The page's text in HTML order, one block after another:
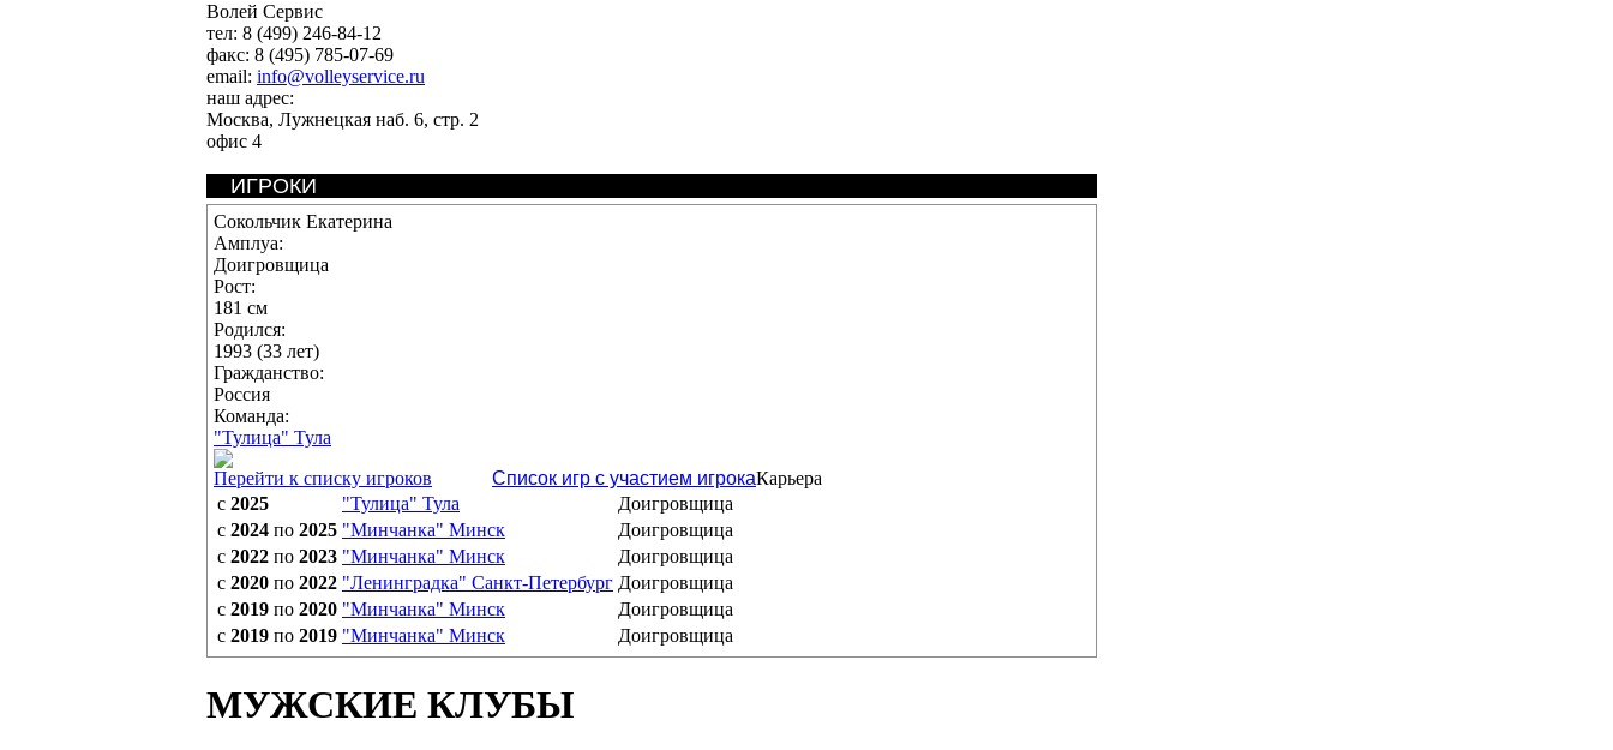
Волей Сервис
тел: 8 (499) 246-84-12
факс: 8 (495) 785-07-69
email: info@volleyservice.ru
наш адрес:
Москва, Лужнецкая наб. 6, стр. 2
офис 4
ИГРОКИ
Сокольчик Екатерина
Амплуа:
Доигровщица
Рост:
181 см
Родился:
1993 (33 лет)
Гражданство:
Россия
Команда:
"Тулица" Тула
Перейти к списку игроков
Список игр с участием игрокаКарьера
с 2025 "Тулица" Тула
Доигровщица
с 2024 по 2025 "Минчанка" Минск
Доигровщица
с 2022 по 2023 "Минчанка" Минск
Доигровщица
с 2020 по 2022 "Ленинградка" Санкт-Петербург Доигровщица
с 2019 по 2020 "Минчанка" Минск
Доигровщица
с 2019 по 2019 "Минчанка" Минск Доигровщица
МУЖСКИЕ КЛУБЫ